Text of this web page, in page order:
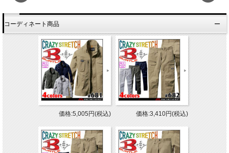
コーディネート商品
価格:5,005円(税込) 価格:3,410円(税込)